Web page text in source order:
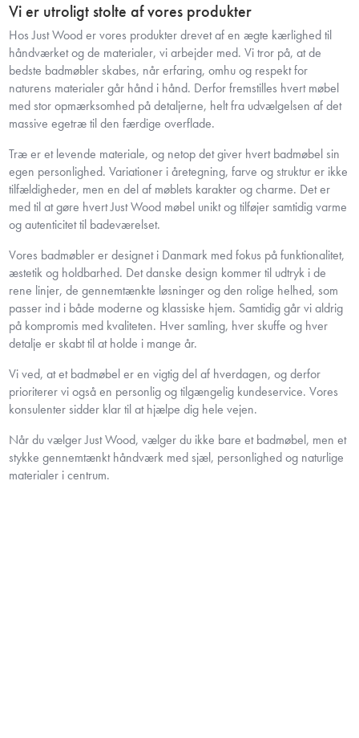
Vi er utroligt stolte af vores produkter
Hos Just Wood er vores produkter drevet af en ægte kærlighed til
håndværket og de materialer, vi arbejder med. Vi tror på, at de
bedste badmøbler skabes, når erfaring, omhu og respekt for
naturens materialer går hånd i hånd. Derfor fremstilles hvert møbel
med stor opmærksomhed på detaljerne, helt fra udvælgelsen af det
massive egetræ til den færdige overflade.
Træ er et levende materiale, og netop det giver hvert badmøbel sin
egen personlighed. Variationer i åretegning, farve og struktur er ikke
tilfældigheder, men en del af møblets karakter og charme. Det er
med til at gøre hvert Just Wood møbel unikt og tilføjer samtidig varme
og autenticitet til badeværelset.
Vores badmøbler er designet i Danmark med fokus på funktionalitet,
æstetik og holdbarhed. Det danske design kommer til udtryk i de
rene linjer, de gennemtænkte løsninger og den rolige helhed, som
passer ind i både moderne og klassiske hjem. Samtidig går vi aldrig
på kompromis med kvaliteten. Hver samling, hver skuffe og hver
detalje er skabt til at holde i mange år.
Vi ved, at et badmøbel er en vigtig del af hverdagen, og derfor
prioriterer vi også en personlig og tilgængelig kundeservice. Vores
konsulenter sidder klar til at hjælpe dig hele vejen.
Når du vælger Just Wood, vælger du ikke bare et badmøbel, men et
stykke gennemtænkt håndværk med sjæl, personlighed og naturlige
materialer i centrum.